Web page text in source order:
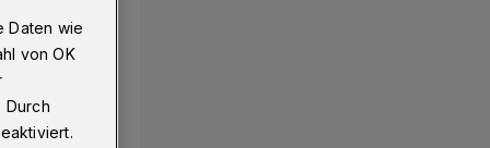
Daten wie
von OK
Durch